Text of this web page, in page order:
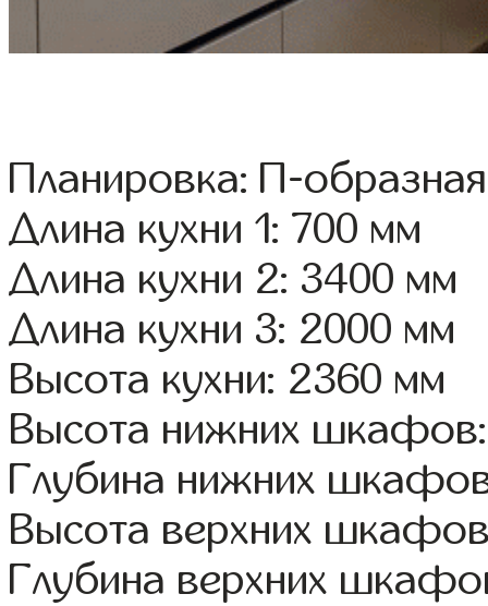
Планировка: П-образная
Длина кухни 1: 700 мм
Длина кухни 2: 3400 мм
Длина кухни 3: 2000 мм
Высота кухни: 2360 мм
Высота нижних
Глубина нижних
Высота верхних
Глубина верхних